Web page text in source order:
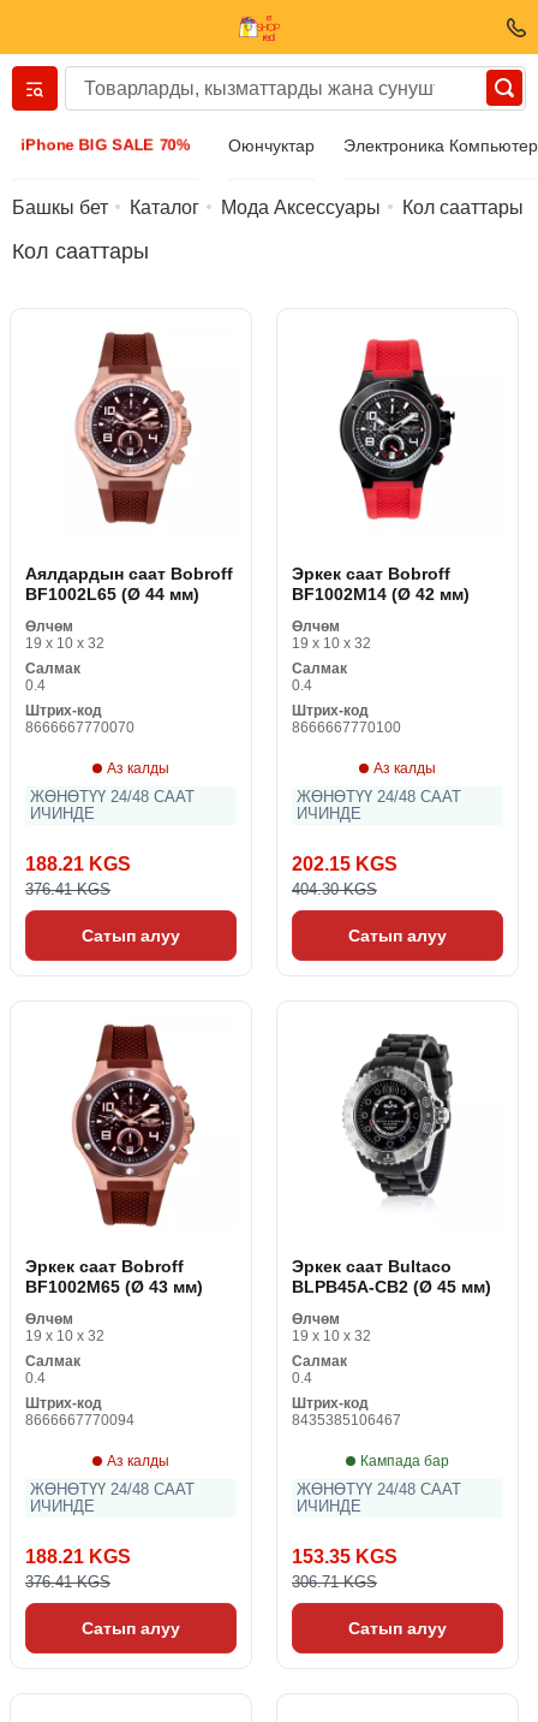
iPhone BIG SALE 70% Оюнчуктар Электроника
Вернуться назад
Аксессуарлар
Бижутерия
Кол сааттары
Башкы бет Каталог Мода Аксессуары Кол сааттары
Кол сааттары
Аялдардын саат Bobroff
BF1002L65 (Ø 44 мм)
Өлчөм
19 x 10 x 32
Салмак
0.4
Штрих-код
8666667770070
Аз калды
ЖӨНӨТҮҮ 24/48 СААТ
ИЧИНДЕ
188.21 KGS
376.41 KGS
Сатып алуу
Эркек саат Bobroff
BF1002M14 (Ø 42 мм)
Өлчөм
19 x 10 x 32
Салмак
0.4
Штрих-код
8666667770100
Аз калды
ЖӨНӨТҮҮ 24/48 СААТ
ИЧИНДЕ
202.15 KGS
404.30 KGS
Сатып алуу
Эркек саат Bobroff
BF1002M65 (Ø 43 мм)
Өлчөм
19 x 10 x 32
Салмак
0.4
Штрих-код
8666667770094
Аз калды
ЖӨНӨТҮҮ 24/48 СААТ
ИЧИНДЕ
188.21 KGS
376.41 KGS
Сатып алуу
Эркек саат Bultaco
BLPB45A-CB2 (Ø 45 мм)
Өлчөм
19 x 10 x 32
Салмак
0.4
Штрих-код
8435385106467
Кампада бар
ЖӨНӨТҮҮ 24/48 СААТ
ИЧИНДЕ
153.35 KGS
306.71 KGS
Сатып алуу